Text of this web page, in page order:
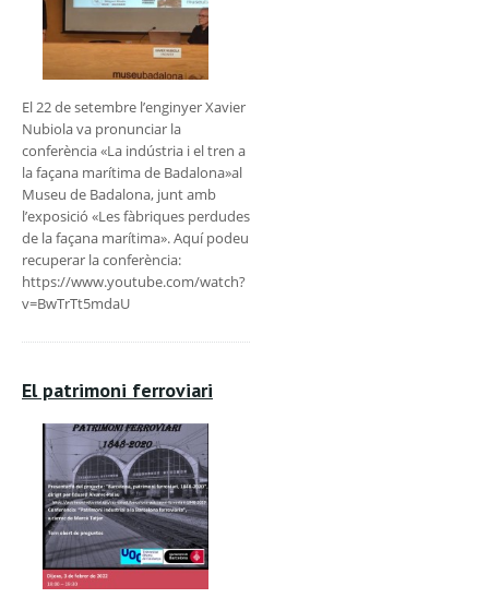
El 22 de setembre l’enginyer Xavier
Nubiola va pronunciar la
conferència «La indústria i el tren a
la façana marítima de Badalona»al
Museu de Badalona, junt amb
l’exposició «Les fàbriques perdudes
de la façana marítima». Aquí podeu
recuperar la conferència:
https://www.youtube.com/watch?
v=BwTrTt5mdaU
El patrimoni ferroviari